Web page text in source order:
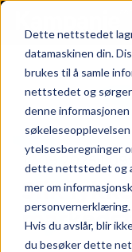
Dette nettstedet
datamaskinen din.
brukes til å samle
nettstedet og sørger
denne
ytelsesberegninger
dette nettstedet og
mer om
personvernerklæring.
Hvis du avslår, blir
du besøker dette
17.09.2025 |
Slik